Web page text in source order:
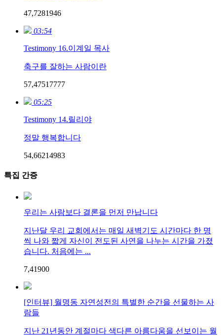
47,7281946
03:54
Testimony 16.이계일 목사
축구를 잘하는 사람이란
57,47517777
05:25
Testimony 14.릴리야
정말 행복합니다
54,66214983
특집 간증
우리는 사람보다 결론을 먼저 만납니다
지난달 우리 교회에서는 매일 새벽기도 시간마다 한 명
씩 나와 짧게 자신이 전도된 사연을 나누는 시간을 가졌
습니다. 처음에는 ...
7,41900
[인터뷰] 월명동 자연성전의 특별한 순간을 선물하는 사
람들
지난 21년동안 계절마다 색다른 아름다움을 선보이는 월